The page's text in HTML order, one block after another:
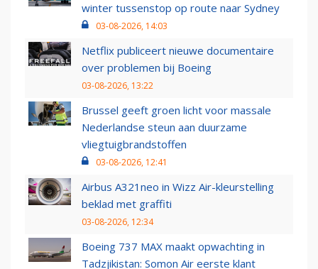
winter tussenstop op route naar Sydney
03-08-2026, 14:03
Netflix publiceert nieuwe documentaire
over problemen bij Boeing
03-08-2026, 13:22
Brussel geeft groen licht voor massale
Nederlandse steun aan duurzame
vliegtuigbrandstoffen
03-08-2026, 12:41
Airbus A321neo in Wizz Air-kleurstelling
beklad met graffiti
03-08-2026, 12:34
Boeing 737 MAX maakt opwachting in
Tadzjikistan: Somon Air eerste klant